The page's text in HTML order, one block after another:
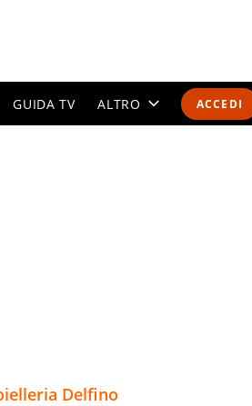
ACCEDI
GUIDA TV ALTRO
Delfino